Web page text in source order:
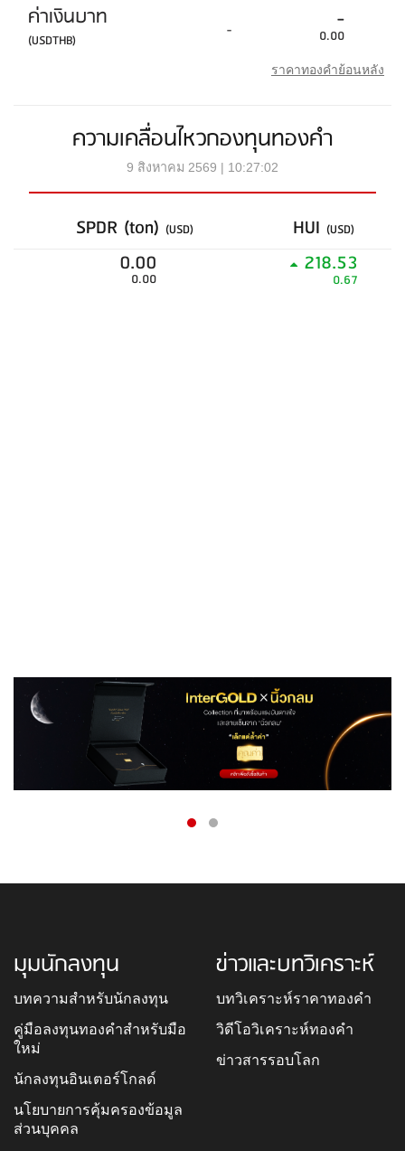
ค่าเงินบาท
(USDTHB) - -
0.00
ราคาทองคำย้อนหลัง
ความเคลื่อนไหวกองทุนทองคำ
9 สิงหาคม 2569 | 10:27:02
SPDR (ton) (USD) HUI (USD)
0.00
0.00
218.53
0.67
มุมนักลงทุน
บทความสำหรับนักลงทุน
คู่มือลงทุนทองคำสำหรับมือ
ใหม่
นักลงทุนอินเตอร์โกลด์
นโยบายการคุ้มครองข้อมูล
ส่วนบุคคล
ข่าวและบทวิเคราะห์
บทวิเคราะห์ราคาทองคำ
วิดีโอวิเคราะห์ทองคำ
ข่าวสารรอบโลก